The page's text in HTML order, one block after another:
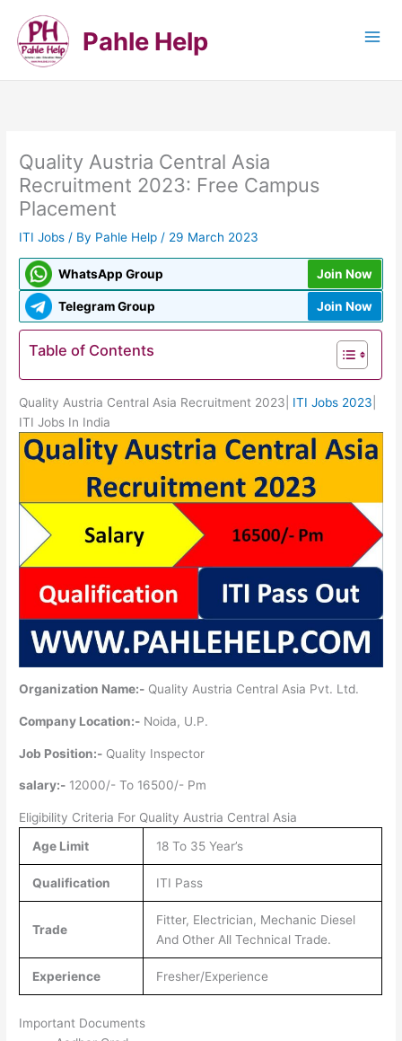
content
Pahle Help
Quality Austria Central Asia
Recruitment 2023: Free Campus
Placement
ITI Jobs / By Pahle Help / 29 March 2023
WhatsApp Group Join Now
Telegram Group Join Now
Table of Contents
Quality Austria Central Asia Recruitment 2023| ITI Jobs 2023
ITI Jobs In India
Organization Name:- Quality Austria Central Asia Pvt. Ltd.
Company Location:- Noida, U.P.
Job Position:- Quality Inspector
salary:- 12000/- To 16500/- Pm
Eligibility Criteria For Quality Austria Central Asia
Age Limit
18 To 35 Year’s
Qualification ITI Pass
Trade
Fitter, Electrician, Mechanic Diesel
And Other All Technical Trade.
Experience Fresher/Experience
Important Documents